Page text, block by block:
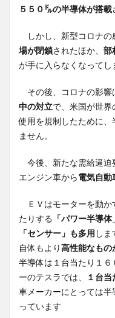
５５０㌦の半導体が搭載
しかし、新型コロナの
場が閉鎖されたほか、 部
が手に入らなくなってし
その後、コロナの影響
中の対立で、米国が世
使用を規制したために
ません。
今後、新たな需給逼迫
エンジン車から電気自動
ＥＶはモーターを動か
たりする 「パワー半導体
「センサー」も多用 し
自体もより高性能なもの
半導体は１台当たり１
ーのテスラでは、
１台
車メーカーにとっては
っています